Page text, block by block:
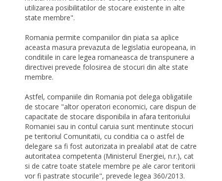
utilizarea posibilitatilor de stocare existente in alte
state membre".
Romania permite companiilor din piata sa aplice
aceasta masura prevazuta de legislatia europeana, in
conditiile in care legea romaneasca de transpunere a
directivei prevede folosirea de stocuri din alte state
membre.
Astfel, companiile din Romania pot delega obligatiile
de stocare "altor operatori economici, care dispun de
capacitate de stocare disponibila in afara teritoriului
Romaniei sau in contul caruia sunt mentinute stocuri
pe teritoriul Comunitatii, cu conditia ca o astfel de
delegare sa fi fost autorizata in prealabil atat de catre
autoritatea competenta (Ministerul Energiei, n.r.), cat
si de catre toate statele membre pe ale caror teritorii
vor fi pastrate stocurile", prevede legea 360/2013.